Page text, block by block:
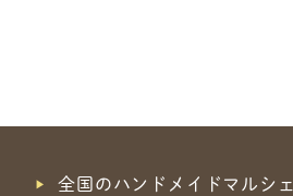
全国のハンドメイドマルシェ